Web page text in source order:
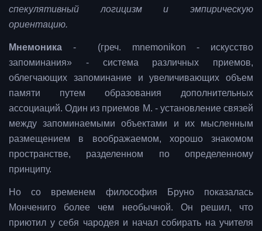
спекулятивный логицизм и эмпирическую
ориентацию.
Мнемоника - (греч. mnemonikon - искусство
запоминания» - система различных приемов,
облегчающих запоминание и увеличивающих объем
памяти путем образования дополнительных
ассоциаций. Один из приемов М. - установление связей
между запоминаемыми объектами и их мысленным
размещением в воображаемом, хорошо знакомом
пространстве, разделенном по определенному
принципу.
Но со временем философия Бруно показалась
Мончениго более чем необычной. Он решил, что
приютил у себя чародея и начал собирать на учителя